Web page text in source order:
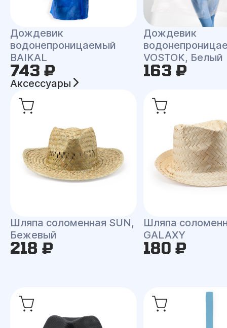
Дождевик
водонепроницаемый
BAIKAL
743 ₽
Дождевик
VOSTOK, Белый
163 ₽
Аксессуары
Шляпа соломенная SUN,
Бежевый
218 ₽
Шляпа
GALAXY
180 ₽